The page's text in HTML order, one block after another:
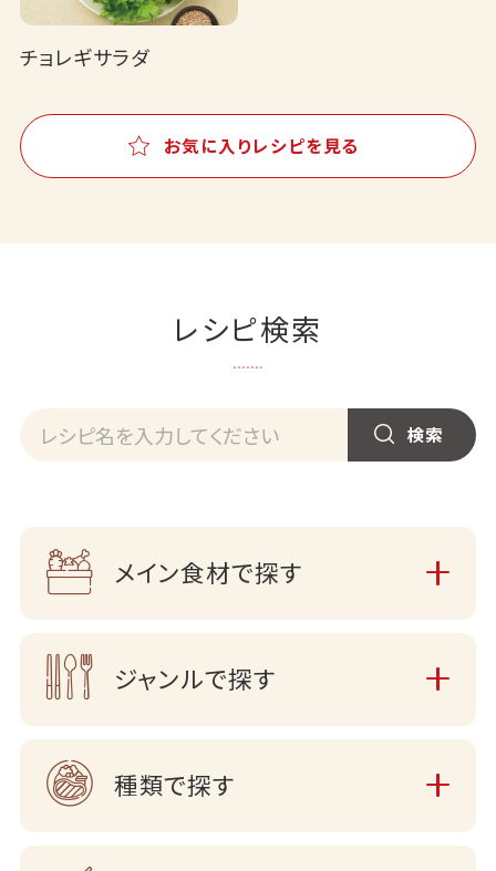
チョレギサラダ
お気に入りレシピを見る
レシピ検索
メイン食材で探す
ジャンルで探す
種類で探す